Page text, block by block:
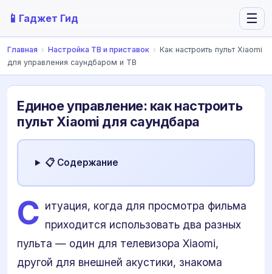
📱 Гаджет Гид ☰
Главная › Настройка ТВ и приставок › Как настроить пульт Xiaomi
для управления саундбаром и ТВ
Единое управление: как настроить
пульт Xiaomi для саундбара
📋 Содержание
С итуация, когда для просмотра фильма
приходится использовать два разных
пульта — один для телевизора Xiaomi,
другой для внешней акустики, знакома